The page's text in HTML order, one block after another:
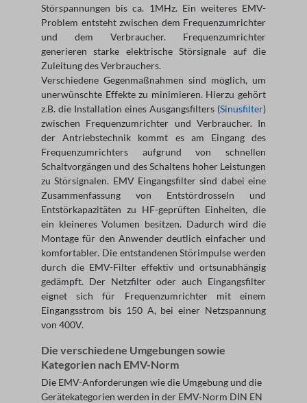
Störspannungen bis ca. 1MHz. Ein weiteres EMV-
Problem entsteht zwischen dem Frequenzumrichter
und dem Verbraucher. Frequenzumrichter
generieren starke elektrische Störsignale auf die
Zuleitung des Verbrauchers.
Verschiedene Gegenmaßnahmen sind möglich, um
unerwünschte Effekte zu minimieren. Hierzu gehört
z.B. die Installation eines Ausgangsfilters (Sinusfilter)
zwischen Frequenzumrichter und Verbraucher. In
der Antriebstechnik kommt es am Eingang des
Frequenzumrichters aufgrund von schnellen
Schaltvorgängen und des Schaltens hoher Leistungen
zu Störsignalen. EMV Eingangsfilter sind dabei eine
Zusammenfassung von Entstördrosseln und
Entstörkapazitäten zu HF-geprüften Einheiten, die
ein kleineres Volumen besitzen. Dadurch wird die
Montage für den Anwender deutlich einfacher und
komfortabler. Die entstandenen Störimpulse werden
durch die EMV-Filter effektiv und ortsunabhängig
gedämpft. Der Netzfilter oder auch Eingangsfilter
eignet sich für Frequenzumrichter mit einem
Eingangsstrom bis 150 A, bei einer Netzspannung
von 400V.
Die verschiedene Umgebungen sowie
Kategorien nach EMV-Norm
Die EMV-Anforderungen wie die Umgebung und die
Gerätekategorien werden in der EMV-Norm DIN EN